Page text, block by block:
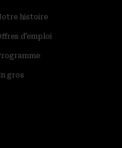
histoire
d'emploi
gros